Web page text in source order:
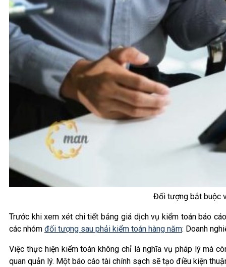
Đối tượng bắt buộc
Trước khi xem xét chi tiết bảng giá dịch vụ kiểm toán báo
các nhóm đối tượng sau phải kiểm toán hàng năm: Doanh
Việc thực hiện kiểm toán không chỉ là nghĩa vụ pháp lý mà
quan quản lý. Một báo cáo tài chính sạch sẽ tạo điều kiện